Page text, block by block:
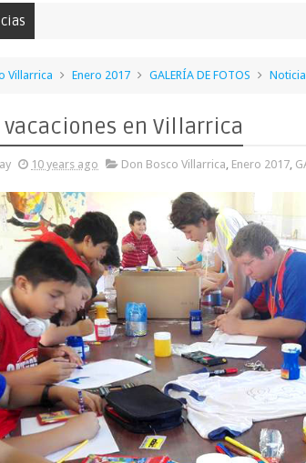
Villarrica Enero 2017 GALERÍA DE FOTOS
en Villarrica
10 years ago Don Bosco Villarrica, Enero 2017,